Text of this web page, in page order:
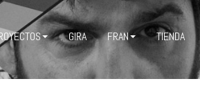
GIRA FRAN TIENDA